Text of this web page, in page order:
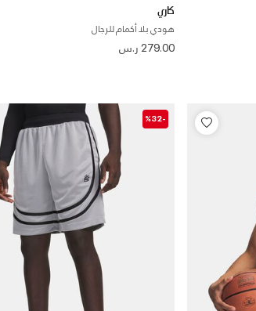
كاري
هودي بلا أكمام للرجال
279.00 ر.س
-%32